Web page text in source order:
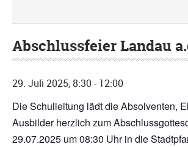
Abschlussfeier Landau
29. Juli 2025, 8:30- 12:00
Die Schulleitung lädt die Absolventen,
Ausbilder herzlich zum
29.07.2025 um 08:30 Uhr in die